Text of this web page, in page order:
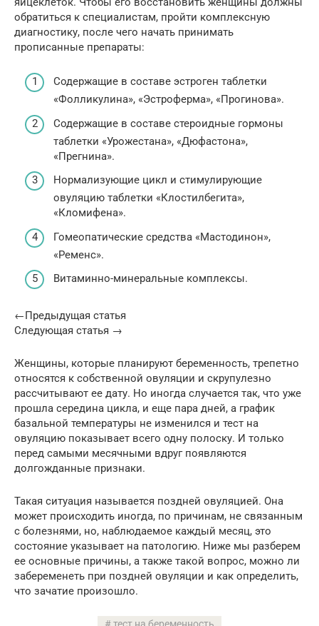
обратиться к специалистам, пройти комплексную
диагностику, после чего начать принимать
прописанные препараты:
Содержащие в составе эстроген таблетки
«Фолликулина», «Эстроферма», «Прогинова».
Содержащие в составе стероидные гормоны
таблетки «Урожестана», «Дюфастона»,
«Прегнина».
Нормализующие цикл и стимулирующие
овуляцию таблетки «Клостилбегита»,
«Кломифена».
Гомеопатические средства «Мастодинон»,
«Ременс».
Витаминно-минеральные комплексы.
←Предыдущая статья
Следующая статья →
Женщины, которые планируют беременность, трепетно
относятся к собственной овуляции и скрупулезно
рассчитывают ее дату. Но иногда случается так, что уже
прошла середина цикла, и еще пара дней, а график
базальной температуры не изменился и тест на
овуляцию показывает всего одну полоску. И только
перед самыми месячными вдруг появляются
долгожданные признаки.
Такая ситуация называется поздней овуляцией. Она
может происходить иногда, по причинам, не связанным
с болезнями, но, наблюдаемое каждый месяц, это
состояние указывает на патологию. Ниже мы разберем
ее основные причины, а также такой вопрос, можно ли
забеременеть при поздней овуляции и как определить,
что зачатие произошло.